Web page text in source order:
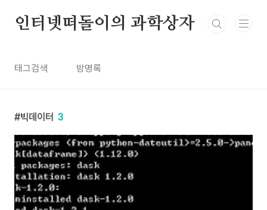
인터넷떠돌이의 과학상자
태그검색 방명록
빅데이터 3